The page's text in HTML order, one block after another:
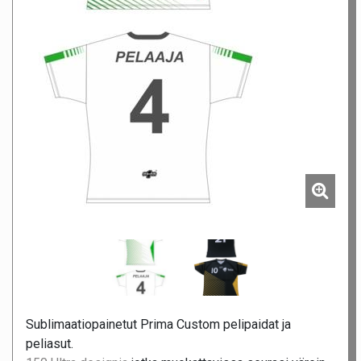
Sublimaatiopainetut Prima Custom pelipaidat ja
peliasut.